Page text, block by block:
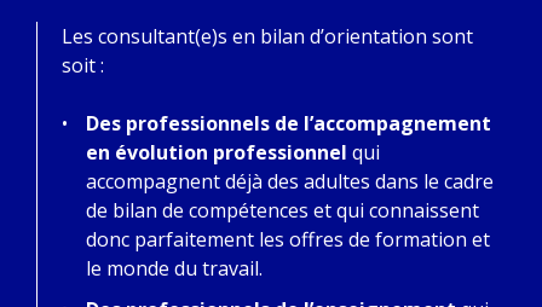
Les consultant(e)s en bilan d’orientation sont
soit :
Des professionnels de l’accompagnement
en évolution professionnel qui
accompagnent déjà des adultes dans le cadre
de bilan de compétences et qui connaissent
donc parfaitement les offres de formation et
le monde du travail.